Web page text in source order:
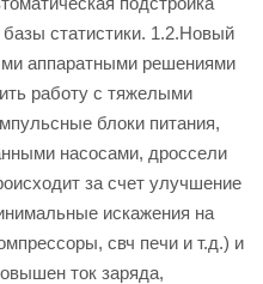
статистики. 1.2.Новый
аппаратными решениями
работу с тяжелыми
блоки питания,
насосами, дроссели
за счет улучшение
искажения на
свч печи и т.д.) и
ток заряда,